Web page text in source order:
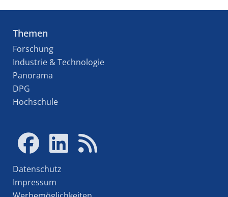
Themen
Forschung
Industrie & Technologie
Panorama
DPG
Hochschule
Datenschutz
Impressum